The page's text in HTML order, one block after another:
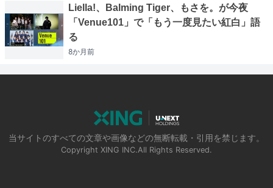
Liella!、Balming Tiger、もさを。が今夜
「Venue101」で「もう一度見たい紅白」語
る
8か月前
当サイトのすべての文章や画像などの無断転載・引用を禁じます。
Copyright XING INC.All Rights Reserved.